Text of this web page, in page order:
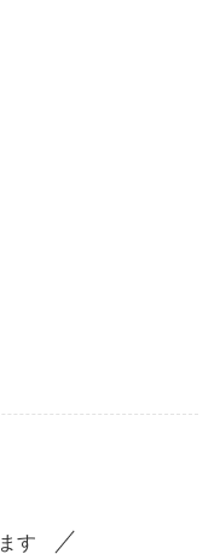
す